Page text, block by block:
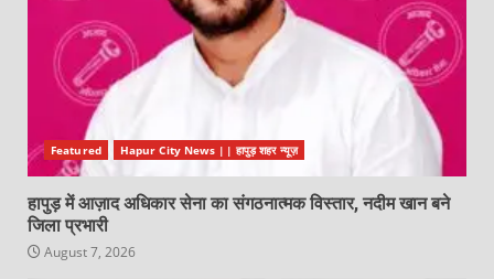
Featured Hapur City News || हापुड़ शहर न्यूज़
हापुड़ में आज़ाद अधिकार सेना का संगठनात्मक विस्तार, नदीम खान बने
जिला प्रभारी
August 7, 2026